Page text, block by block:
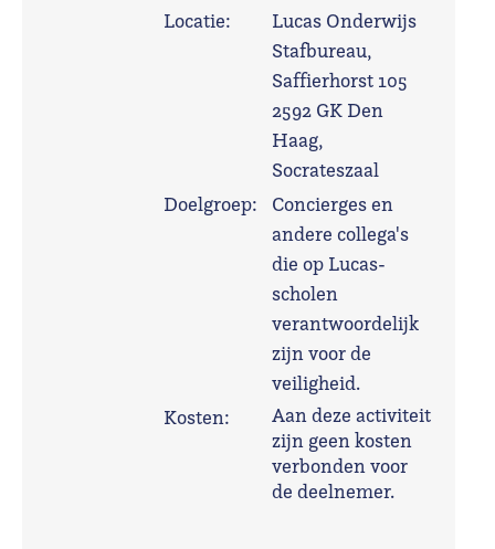
Locatie:
Lucas Onderwijs
Stafbureau,
Saffierhorst 105
2592 GK Den
Haag,
Socrateszaal
Doelgroep:
Concierges en
andere collega's
die op Lucas-
scholen
verantwoordelijk
zijn voor de
veiligheid.
Kosten:
Aan deze activiteit
zijn geen kosten
verbonden voor
de deelnemer.